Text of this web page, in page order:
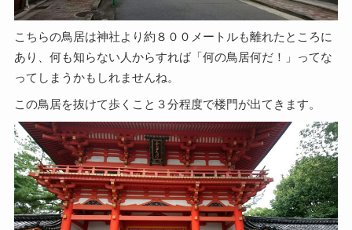
こちらの鳥居は神社より約８００メートルも離れたところに
あり、何も知らない人からすれば「何の鳥居何だ！」ってな
ってしまうかもしれませんね。
この鳥居を抜けて歩くこと３分程度で楼門が出てきます。